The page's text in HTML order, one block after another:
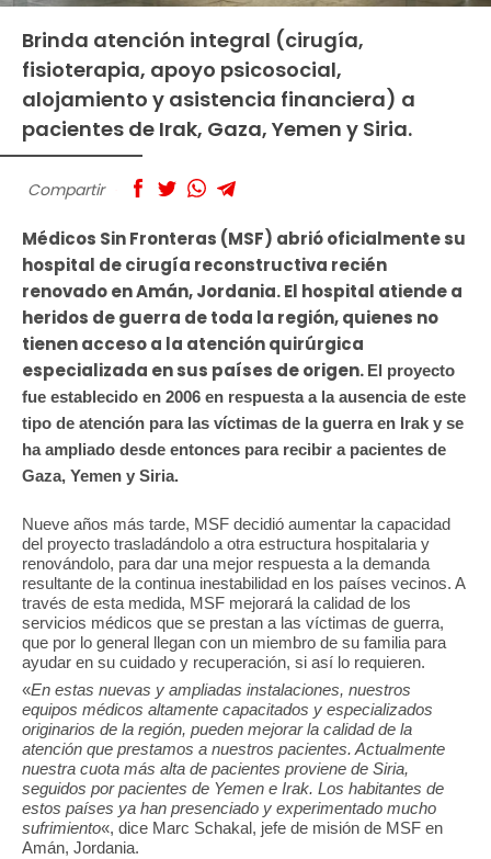
Brinda atención integral (cirugía,
fisioterapia, apoyo psicosocial,
alojamiento y asistencia financiera) a
pacientes de Irak, Gaza, Yemen y Siria.
Compartir
Médicos Sin Fronteras (MSF) abrió oficialmente su
hospital de cirugía reconstructiva recién
renovado en Amán, Jordania. El hospital atiende a
heridos de guerra de toda la región, quienes no
tienen acceso a la atención quirúrgica
especializada en sus países de origen. El proyecto
fue establecido en 2006 en respuesta a la ausencia de este
tipo de atención para las víctimas de la guerra en Irak y se
ha ampliado desde entonces para recibir a pacientes de
Gaza, Yemen y Siria.
Nueve años más tarde, MSF decidió aumentar la capacidad
del proyecto trasladándolo a otra estructura hospitalaria y
renovándolo, para dar una mejor respuesta a la demanda
resultante de la continua inestabilidad en los países vecinos. A
través de esta medida, MSF mejorará la calidad de los
servicios médicos que se prestan a las víctimas de guerra,
que por lo general llegan con un miembro de su familia para
ayudar en su cuidado y recuperación, si así lo requieren.
«En estas nuevas y ampliadas instalaciones, nuestros
equipos médicos altamente capacitados y especializados
originarios de la región, pueden mejorar la calidad de la
atención que prestamos a nuestros pacientes. Actualmente
nuestra cuota más alta de pacientes proviene de Siria,
seguidos por pacientes de Yemen e Irak. Los habitantes de
estos países ya han presenciado y experimentado mucho
sufrimiento«, dice Marc Schakal, jefe de misión de MSF en
Amán, Jordania.